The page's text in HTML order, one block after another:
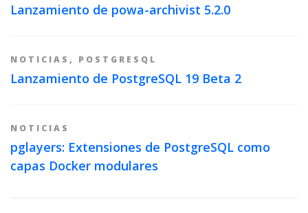
Lanzamiento de powa-archivist 5.2.0
NOTICIAS , POSTGRESQL
Lanzamiento de PostgreSQL 19 Beta 2
NOTICIAS
pglayers: Extensiones de PostgreSQL como
capas Docker modulares